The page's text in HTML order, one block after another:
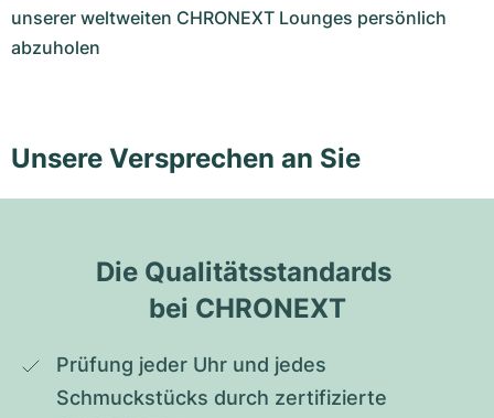
unserer weltweiten CHRONEXT Lounges persönlich
abzuholen
Unsere Versprechen an Sie
Die Qualitätsstandards
bei CHRONEXT
Prüfung jeder Uhr und jedes
Schmuckstücks durch zertifizierte